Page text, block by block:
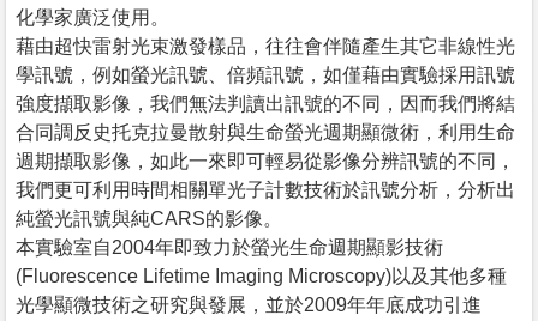
化學家廣泛使用。
藉由超快雷射光束激發樣品，往往會伴隨產生其它非線性光
學訊號，例如螢光訊號、倍頻訊號，如僅藉由實驗採用訊號
強度擷取影像，我們無法判讀出訊號的不同，因而我們將結
合同調反史托克拉曼散射與生命螢光週期顯微術，利用生命
週期擷取影像，如此一來即可輕易從影像分辨訊號的不同，
我們更可利用時間相關單光子計數技術於訊號分析，分析出
純螢光訊號與純CARS的影像。
本實驗室自2004年即致力於螢光生命週期顯影技術
(Fluorescence Lifetime Imaging Microscopy)以及其他多種
光學顯微技術之研究與發展，並於2009年年底成功引進